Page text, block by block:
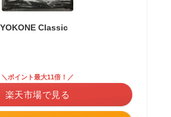
Classic
＼ポイント最大11倍！／
楽天市場で見る